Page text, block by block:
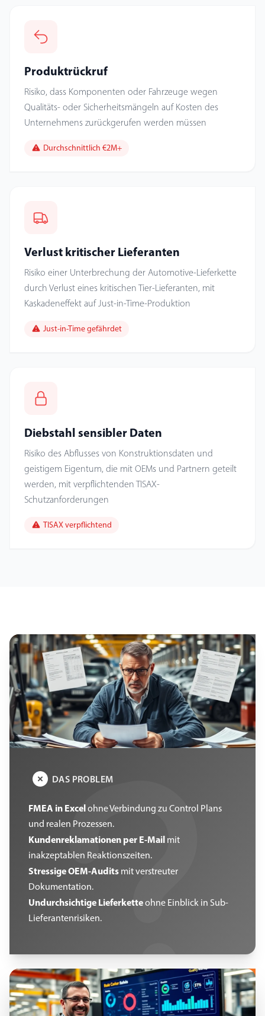
Produktrückruf
Risiko, dass Komponenten oder Fahrzeuge wegen
Qualitäts- oder Sicherheitsmängeln auf Kosten des
Unternehmens zurückgerufen werden müssen
Durchschnittlich €2M+
Verlust kritischer Lieferanten
Risiko einer Unterbrechung der Automotive-Lieferkette
durch Verlust eines kritischen Tier-Lieferanten, mit
Kaskadeneffekt auf Just-in-Time-Produktion
Just-in-Time gefährdet
Diebstahl sensibler Daten
Risiko des Abflusses von Konstruktionsdaten und
geistigem Eigentum, die mit OEMs und Partnern geteilt
werden, mit verpflichtenden TISAX-
Schutzanforderungen
TISAX verpflichtend
DAS PROBLEM
FMEA in Excelohne Verbindung zu Control Plans
und realen Prozessen.
Kundenreklamationen per E-Mail mit
inakzeptablen Reaktionszeiten.
Stressige OEM-Audits mit verstreuter
Dokumentation.
Undurchsichtige Lieferketteohne Einblick in Sub-
Lieferantenrisiken.